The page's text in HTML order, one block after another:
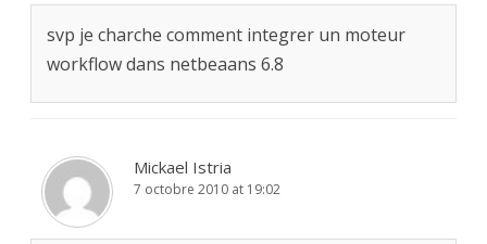
svp je charche comment integrer un moteur
workflow dans netbeaans 6.8
Mickael Istria
7 octobre 2010 at 19:02